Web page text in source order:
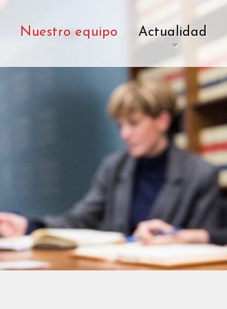
Nuestro equipo Actualidad